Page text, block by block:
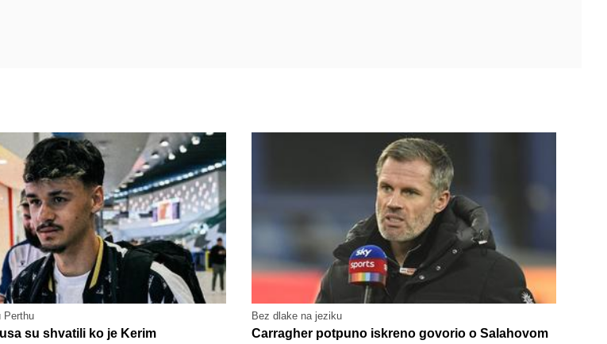
Perthu
su shvatili ko je Kerim
Bez dlake na jeziku
Carragher potpuno iskreno govorio o Salahovom